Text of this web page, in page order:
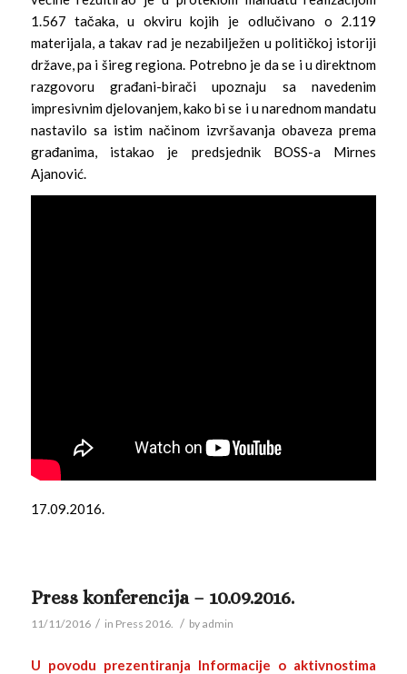
1.567 tačaka, u okviru kojih je odlučivano o 2.119
materijala, a takav rad je nezabilježen u političkoj istoriji
države, pa i šireg regiona. Potrebno je da se i u direktnom
razgovoru građani-birači upoznaju sa navedenim
impresivnim djelovanjem, kako bi se i u narednom mandatu
nastavilo sa istim načinom izvršavanja obaveza prema
građanima, istakao je predsjednik BOSS-a Mirnes
Ajanović.
17.09.2016.
Press konferencija – 10.09.2016.
11/11/2016 / in Press 2016. / by admin
U povodu prezentiranja Informacije o aktivnostima